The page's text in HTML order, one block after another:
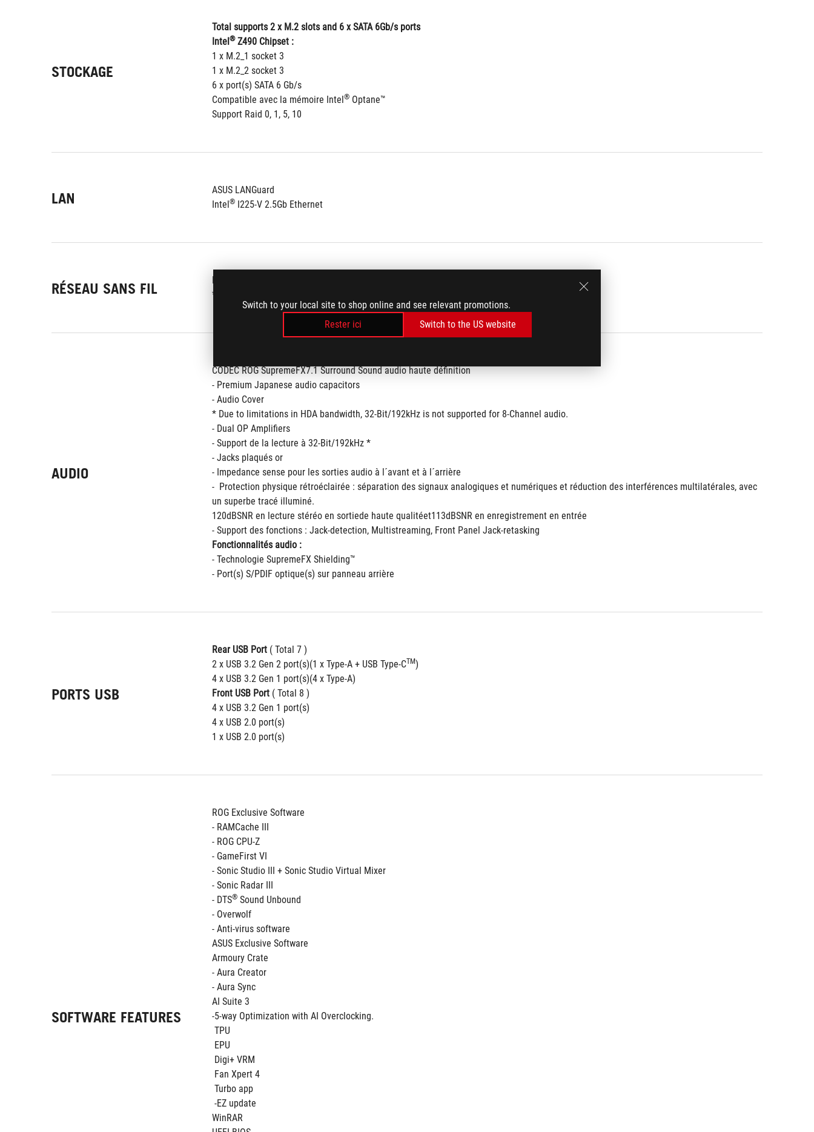
Switch to your local site to shop online and see relevant promotions.
Rester ici
Switch to the US website
STOCKAGE
Total supports 2 x M.2 slots and 6 x SATA 6Gb/s ports
Intel® Z490 Chipset :
1 x M.2_1 socket 3
1 x M.2_2 socket 3
6 x port(s) SATA 6 Gb/s
Compatible avec la mémoire Intel® Optane™
Support Raid 0, 1, 5, 10
LAN
ASUS LANGuard
Intel® I225-V 2.5Gb Ethernet
RÉSEAU SANS FIL
M.2 slot only (Key E) (Support CNVI & PCIe interface)*
*Wi-Fi module is sold separately.
AUDIO
CODEC ROG SupremeFX7.1 Surround Sound audio haute définition
- Premium Japanese audio capacitors
- Audio Cover
* Due to limitations in HDA bandwidth, 32-Bit/192kHz is not supported for 8-Channel audio.
- Dual OP Amplifiers
- Support de la lecture à 32-Bit/192kHz *
- Jacks plaqués or
- Impedance sense pour les sorties audio à l´avant et à l´arrière
-  Protection physique rétroéclairée : séparation des signaux analogiques et numériques et réduction des interférences multilatérales, avec
un superbe tracé illuminé.
120dBSNR en lecture stéréo en sortiede haute qualitéet113dBSNR en enregistrement en entrée
- Support des fonctions : Jack-detection, Multistreaming, Front Panel Jack-retasking
Fonctionnalités audio :
- Technologie SupremeFX Shielding™
- Port(s) S/PDIF optique(s) sur panneau arrière
PORTS USB
Rear USB Port ( Total 7 )
2 x USB 3.2 Gen 2 port(s)(1 x Type-A + USB Type-CTM)
4 x USB 3.2 Gen 1 port(s)(4 x Type-A)
Front USB Port ( Total 8 )
4 x USB 3.2 Gen 1 port(s)
4 x USB 2.0 port(s)
1 x USB 2.0 port(s)
SOFTWARE FEATURES
ROG Exclusive Software
- RAMCache III
- ROG CPU-Z
- GameFirst VI
- Sonic Studio III + Sonic Studio Virtual Mixer
- Sonic Radar III
- DTS® Sound Unbound
- Overwolf
- Anti-virus software
ASUS Exclusive Software
Armoury Crate
- Aura Creator
- Aura Sync
AI Suite 3
-5-way Optimization with AI Overclocking.
TPU
EPU
Digi+ VRM
Fan Xpert 4
Turbo app
-EZ update
WinRAR